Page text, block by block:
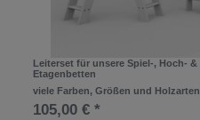
Leiterset für unsere Spiel-, Hoch- &
Etagenbetten
viele Farben, Größen und Holzarten
105,00 € *